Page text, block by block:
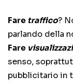
Fare traffico?
parlando della
Fare
senso,
pubblicitario in